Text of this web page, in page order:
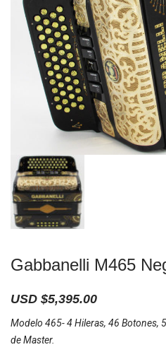
Gabbanelli M465
USD $5,395.00
Modelo 465- 4 Hileras, 46 Botones,
de Master.